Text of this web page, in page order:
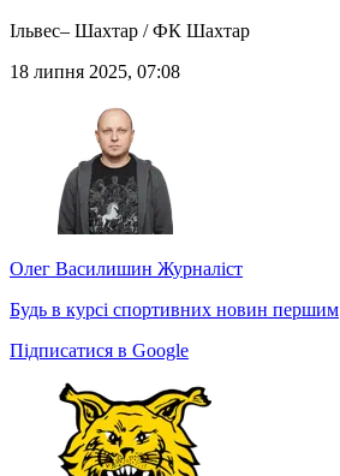
Ільвес– Шахтар / ФК Шахтар
18 липня 2025, 07:08
Олег Василишин Журналіст
Будь в курсі спортивних новин першим
Підписатися в Google